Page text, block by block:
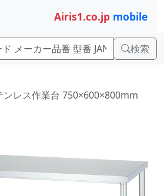
Airis1.co.jp mobile
検索
ンレス作業台 750×600×800mm